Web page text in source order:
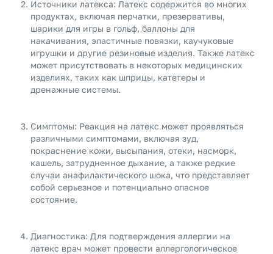
Источники латекса: Латекс содержится во многих
продуктах, включая перчатки, презервативы,
шарики для игры в гольф, баллоны для
накачивания, эластичные повязки, каучуковые
игрушки и другие резиновые изделия. Также латекс
может присутствовать в некоторых медицинских
изделиях, таких как шприцы, катетеры и
дренажные системы.
Симптомы: Реакция на латекс может проявляться
различными симптомами, включая зуд,
покраснение кожи, высыпания, отеки, насморк,
кашель, затрудненное дыхание, а также редкие
случаи анафилактического шока, что представляет
собой серьезное и потенциально опасное
состояние.
Диагностика: Для подтверждения аллергии на
латекс врач может провести аллергологическое